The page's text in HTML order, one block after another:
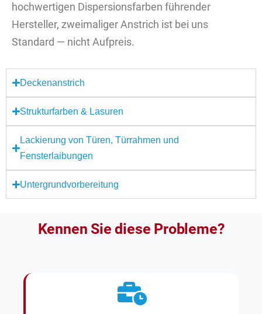
hochwertigen Dispersionsfarben führender
Hersteller, zweimaliger Anstrich ist bei uns
Standard — nicht Aufpreis.
Deckenanstrich
Strukturfarben & Lasuren
Lackierung von Türen, Türrahmen und
Fensterlaibungen
Untergrundvorbereitung
Kennen Sie diese Probleme?